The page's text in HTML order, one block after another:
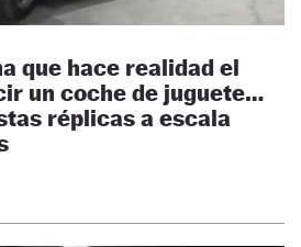
que hace realidad el
un coche de juguete…
réplicas a escala